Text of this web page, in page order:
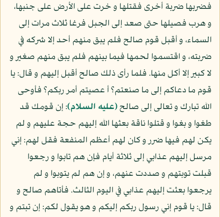
فضربها ضربة أخرى فقتلها و خرت على الأرض على جنبها،
و هرب فصيلها حتى صعد إلى الجبل فرغا ثلاث مرات إلى
السماء، و أقبل قوم صالح فلم يبق منهم أحد إلا شركه في
ضربته، و اقتسموا لحمها فيما بينهم فلم يبق منهم صغير و
لا كبير إلا أكل منها. فلما رأى ذلك صالح أقبل إليهم و قال: يا
قوم ما دعاكم إلى ما صنعتم؟ أ عصيتم أمر ربكم؟ فأوحى
الله تبارك و تعالى إلى صالح(عليه السلام): إن قومك قد
طغوا و بغوا و قتلوا ناقة بعثها الله إليهم حجة عليهم و لم
يكن لهم فيها ضرر و كان لهم أعظم المنفعة فقل لهم: إني
مرسل إليهم عذابي إلى ثلاثة أيام فإن هم تابوا و رجعوا
قبلت توبتهم و صددت عنهم، و إن هم لم يتوبوا و لم
يرجعوا بعثت إليهم عذابي في اليوم الثالث. فأتاهم صالح و
قال: يا قوم إني رسول ربكم إليكم و هو يقول لكم: إن تبتم و